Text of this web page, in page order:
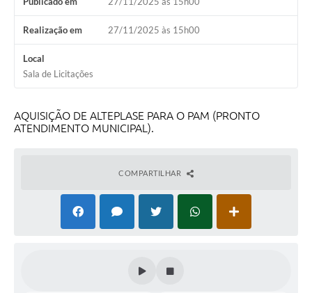
Realização em 27/11/2025 às 15h00
Local
Sala de Licitações
AQUISIÇÃO DE ALTEPLASE PARA O PAM (PRONTO
ATENDIMENTO MUNICIPAL).
COMPARTILHAR